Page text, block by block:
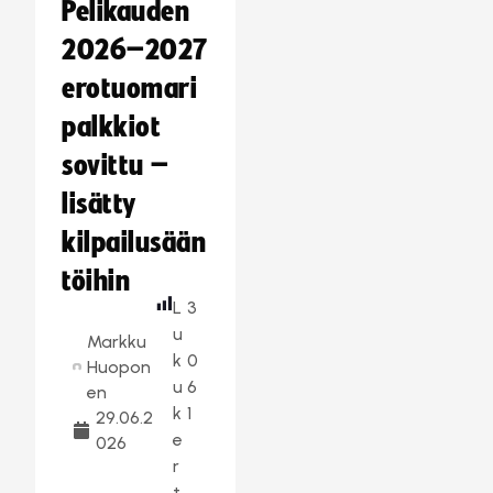
Pelikauden
2026–2027
erotuomari
palkkiot
sovittu –
lisätty
kilpailusään
töihin
Markku
Huopon
en
29.06.2
026
L
u
k
u
k
e
r
3
0
6
1